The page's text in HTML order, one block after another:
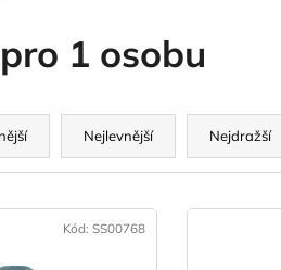
1 osobu
Nejlevnější Nejdražší
Kód:SS00768
HLINÍK FUTURA 1500
1